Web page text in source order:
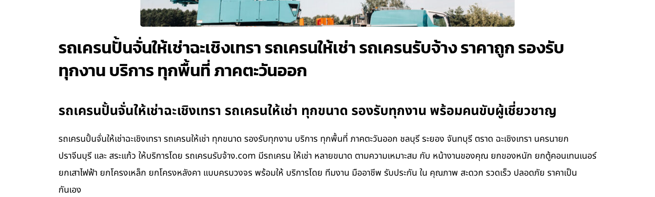
รถเครนปั้นจั่นให้เช่าฉะเชิงเทรา รถเครนให้เช่า รถเครนรับจ้าง ราคาถูก รองรับ
ทุกงาน บริการ ทุกพื้นที่ ภาคตะวันออก
รถเครนปั้นจั่นให้เช่าฉะเชิงเทรา รถเครนให้เช่า ทุกขนาด รองรับทุกงาน พร้อมคนขับผู้เชี่ยวชาญ
รถเครนปั้นจั่นให้เช่าฉะเชิงเทรา รถเครนให้เช่า ทุกขนาด รองรับทุกงาน บริการ ทุกพื้นที่ ภาคตะวันออก ชลบุรี ระยอง จันทบุรี ตราด ฉะเชิงเทรา นครนายก
ปราจีนบุรี และ สระแก้ว ให้บริการโดย รถเครนรับจ้าง.com มีรถเครน ให้เช่า หลายขนาด ตามความเหมาะสม กับ หน้างานของคุณ ยกของหนัก ยกตู้คอนเทนเนอร์
ยกเสาไฟฟ้า ยกโครงเหล็ก ยกโครงหลังคา แบบครบวงจร พร้อมให้ บริการโดย ทีมงาน มืออาชีพ รับประกัน ใน คุณภาพ สะดวก รวดเร็ว ปลอดภัย ราคาเป็น
กันเอง